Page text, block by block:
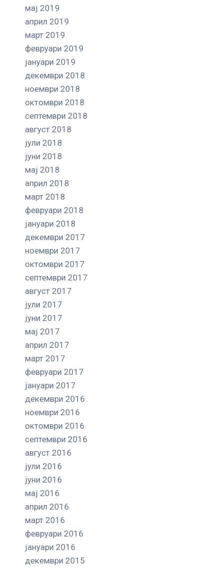
мај 2019
април 2019
март 2019
февруари 2019
јануари 2019
декември 2018
ноември 2018
октомври 2018
септември 2018
август 2018
јули 2018
јуни 2018
мај 2018
април 2018
март 2018
февруари 2018
јануари 2018
декември 2017
ноември 2017
октомври 2017
септември 2017
август 2017
јули 2017
јуни 2017
мај 2017
април 2017
март 2017
февруари 2017
јануари 2017
декември 2016
ноември 2016
октомври 2016
септември 2016
август 2016
јули 2016
јуни 2016
мај 2016
април 2016
март 2016
февруари 2016
јануари 2016
декември 2015